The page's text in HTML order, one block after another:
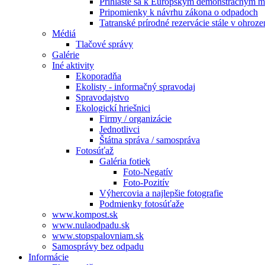
Pripomienky k návrhu zákona o odpadoch
Tatranské prírodné rezervácie stále v
Médiá
Tlačové správy
Galérie
Iné aktivity
Ekoporadňa
Ekolisty - informačný spravodaj
Spravodajstvo
Ekologickí hriešnici
Firmy / organizácie
Jednotlivci
Štátna správa / samospráva
Fotosúťaž
Galéria fotiek
Foto-Negatív
Foto-Pozitív
Výhercovia a najlepšie fotografie
Podmienky fotosúťaže
www.kompost.sk
www.nulaodpadu.sk
www.stopspalovniam.sk
Samosprávy bez odpadu
Informácie